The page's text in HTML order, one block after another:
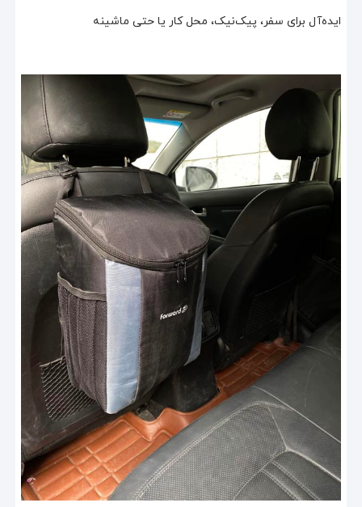
ایده‌آل برای سفر، پیک‌نیک، محل کار یا حتی ماشینه